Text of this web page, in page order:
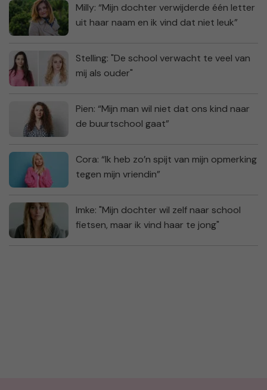
Milly: “Mijn dochter verwijderde één letter
uit haar naam en ik vind dat niet leuk”
Stelling: "De school verwacht te veel van
mij als ouder"
Pien: “Mijn man wil niet dat ons kind naar
de buurtschool gaat”
Cora: “Ik heb zo’n spijt van mijn opmerking
tegen mijn vriendin”
Imke: "Mijn dochter wil zelf naar school
fietsen, maar ik vind haar te jong"